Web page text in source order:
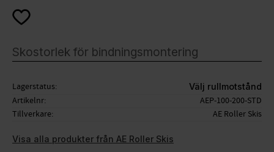
Lägg till i favoriter
Lagerstatus Välj rullmotstånd
Artikelnr
AEP-100-200-STD
Tillverkare
AE Roller Skis
Visa alla produkter från AE Roller Skis